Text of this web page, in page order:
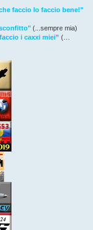
faccio lo faccio bene!"
(...sempre mia)
i caxxi miei” (…